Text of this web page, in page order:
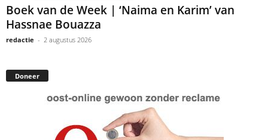
Boek van de Week | ‘Naima en Karim’ van
Hassnae Bouazza
redactie - 2 augustus 2026
Doneer